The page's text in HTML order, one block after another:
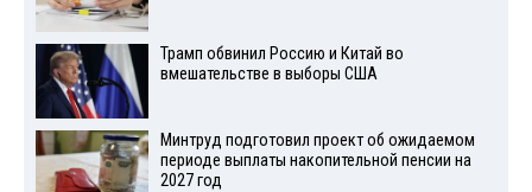
Трамп обвинил Россию и Китай во
вмешательстве в выборы США
Минтруд подготовил проект об ожидаемом
периоде выплаты накопительной пенсии на
2027 год